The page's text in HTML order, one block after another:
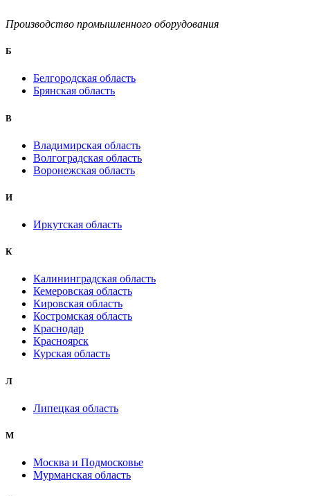
Производство промышленного оборудования
Б
Белгородская область
Брянская область
B
Владимирская область
Волгоградская область
Воронежская область
И
Иркутская область
К
Калининградская область
Кемеровская область
Кировская область
Костромская область
Краснодар
Красноярск
Курская область
Л
Липецкая область
М
Москва и Подмосковье
Мурманская область